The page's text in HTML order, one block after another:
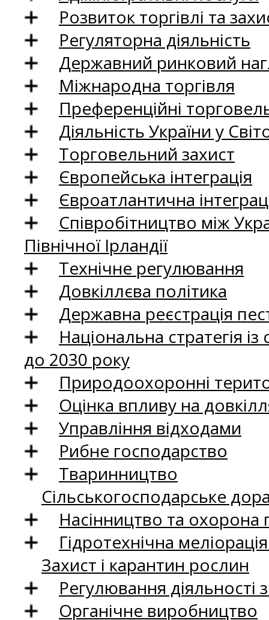
Розвиток торгівлі та
Регуляторна діяльність
Державний ринковий
Міжнародна торгівля
Преференційні
Діяльність України у
Торговельний захист
Європейська інтеграція
Євроатлантична
Співробітництво між
Північної Ірландії
Технічне регулювання
Довкіллєва політика
Державна реєстрація
Національна стратегія
до 2030 року
Природоохоронні
Оцінка впливу на
Управління відходами
Рибне господарство
Тваринництво
Сільськогосподарське
Насінництво та
Гідротехнічна
Захист і карантин рослин
Регулювання
Органічне виробництво